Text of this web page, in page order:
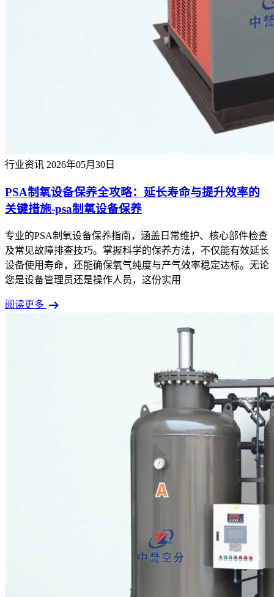
行业资讯 2026年05月30日
PSA制氧设备保养全攻略：延长寿命与提升效率的
关键措施-psa制氧设备保养
专业的PSA制氧设备保养指南，涵盖日常维护、核心部件检查
及常见故障排查技巧。掌握科学的保养方法，不仅能有效延长
设备使用寿命，还能确保氧气纯度与产气效率稳定达标。无论
您是设备管理员还是操作人员，这份实用
阅读更多 arrow_right_alt